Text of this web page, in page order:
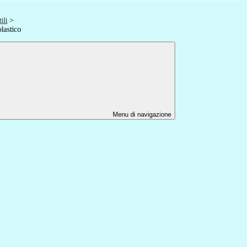
>
Menu di navigazione